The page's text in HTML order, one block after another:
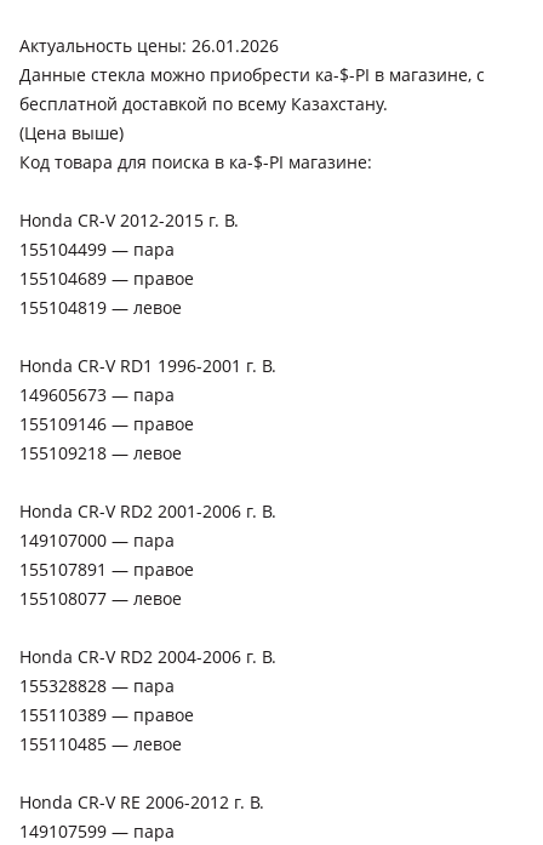
Актуальность цены: 26.01.2026
Данные стекла можно приобрести ка-$-PI в магазине, c
бесплатной доставкой по всему Казахстану.
(Цена выше)
Код товара для поиска в ка-$-PI магазине:
Honda CR-V 2012-2015 г. В.
155104499 — пара
155104689 — правое
155104819 — левое
Honda CR-V RD1 1996-2001 г. В.
149605673 — пара
155109146 — правое
155109218 — левое
Honda CR-V RD2 2001-2006 г. В.
149107000 — пара
155107891 — правое
155108077 — левое
Honda CR-V RD2 2004-2006 г. В.
155328828 — пара
155110389 — правое
155110485 — левое
Honda CR-V RE 2006-2012 г. В.
149107599 — пара